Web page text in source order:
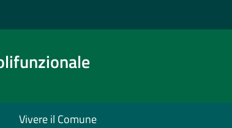
Vivere il Comune